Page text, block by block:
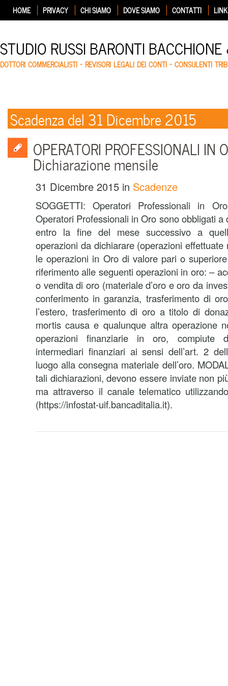
HOME PRIVACY CHI SIAMO DOVE SIAMO CONTATTI LINK
STUDIO RUSSI BARONTI
DOTTORI COMMERCIALISTI – REVISORI LEGALI DEI CONTI – CONSULENTI
Scadenza del 31 Dicembre 2015
OPERATORI PROFESSIONALI IN
Dichiarazione mensile
31 Dicembre 2015 in Scadenze
SOGGETTI: Operatori Professionali in
Operatori Professionali in Oro sono obbligati a
entro la fine del mese successivo a
operazioni da dichiarare (operazioni
le operazioni in Oro di valore pari o
riferimento alle seguenti operazioni in oro: –
o vendita di oro (materiale d’oro e oro da
conferimento in garanzia, trasferimento di
l’estero, trasferimento di oro a titolo di
mortis causa e qualunque altra operazione
operazioni finanziarie in oro, compiute
intermediari finanziari ai sensi dell’art. 2
luogo alla consegna materiale dell’oro.
tali dichiarazioni, devono essere inviate non
ma attraverso il canale telematico
(https://infostat-uif.bancaditalia.it).